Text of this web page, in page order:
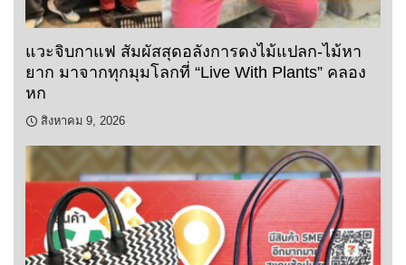
แวะจิบกาแฟ สัมผัสสุดอลังการดงไม้แปลก-ไม้หา
ยาก มาจากทุกมุมโลกที่ “Live With Plants” คลอง
หก
สิงหาคม 9, 2026